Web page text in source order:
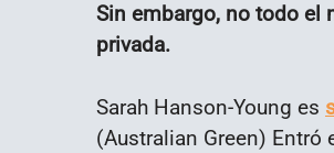
Sin embargo, no todo el
privada.
Sarah Hanson-Young es
(Australian Green) Entró